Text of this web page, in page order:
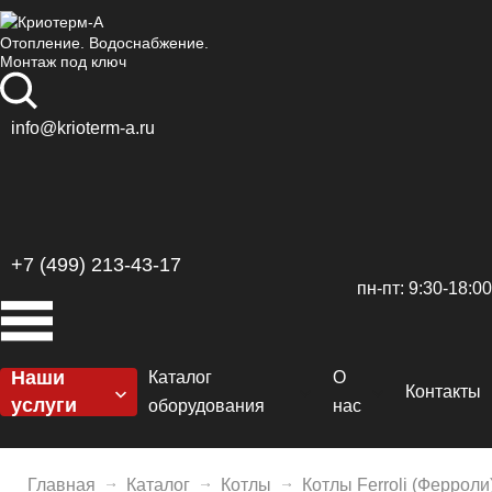
Отопление. Водоснабжение.
Монтаж под ключ
info@krioterm-a.ru
+7 (499) 213-43-17
пн-пт: 9:30-18:00
Наши
услуги
Отопление
Каталог
оборудования
Котлы
О
нас
Сертификаты
Контакты
Главная Каталог Котлы Котлы Ferroli